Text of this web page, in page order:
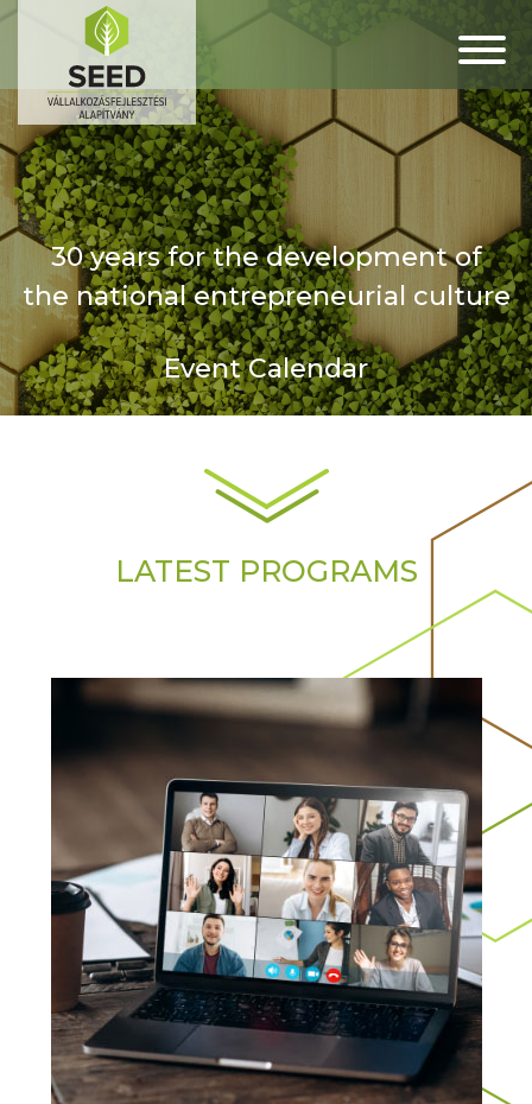
30 years for the development of
the national entrepreneurial culture
Event Calendar
LATEST PROGRAMS